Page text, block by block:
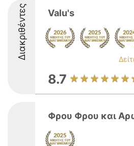
Διακριθέντες Valu's
8.7
Φρου Φρου και